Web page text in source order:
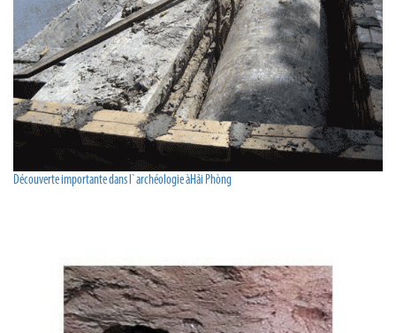
Découverte importante dans l`archéologie àHải Phòng